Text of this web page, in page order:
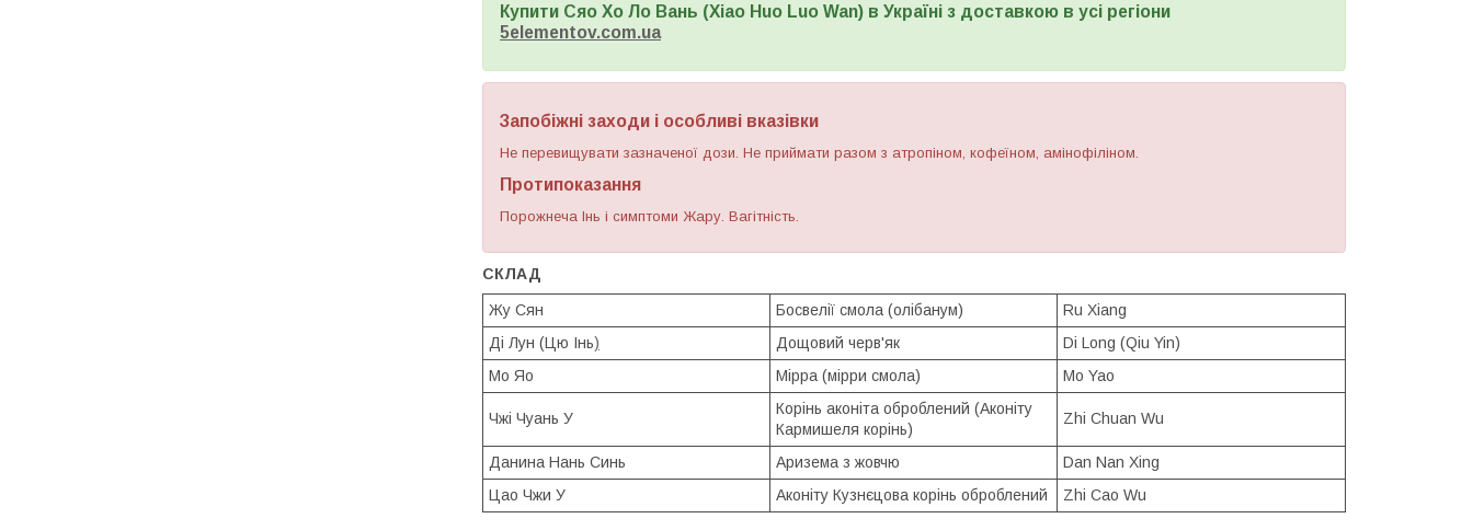
Купити Сяо Хо Ло Вань (Xiao Huo Luo Wan) в Україні з доставкою в усі регіони
5elementov.com.ua
Запобіжні заходи і особливі вказівки
Не перевищувати зазначеної дози. Не приймати разом з атропіном, кофеїном, амінофіліном.
Протипоказання
Порожнеча Інь і симптоми Жару. Вагітність.
СКЛАД
Жу Сян Босвелії смола (олібанум)
Ru Xiang
Ді Лун (Цю Інь) Дощовий черв'як
Di Long (Qiu Yin)
Мо Яо
Мірра (мірри смола) Mo Yao
Чжі Чуань У
Корінь аконіта оброблений (Аконіту
Кармишеля корінь)
Zhi Chuan Wu
Данина Нань Синь Аризема з жовчю
Dan Nan Xing
Цао Чжи У
Аконіту Кузнєцова корінь оброблений Zhi Cao Wu